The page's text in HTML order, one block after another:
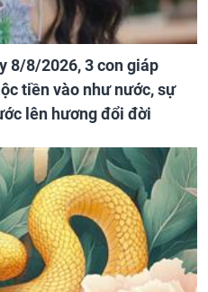
8/8/2026, 3 con giáp
tiền vào như nước, sự
lên hương đổi đời